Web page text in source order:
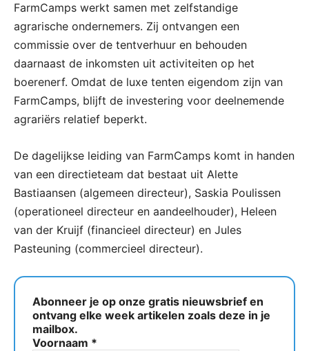
FarmCamps werkt samen met zelfstandige
agrarische ondernemers. Zij ontvangen een
commissie over de tentverhuur en behouden
daarnaast de inkomsten uit activiteiten op het
boerenerf. Omdat de luxe tenten eigendom zijn van
FarmCamps, blijft de investering voor deelnemende
agrariërs relatief beperkt.
De dagelijkse leiding van FarmCamps komt in handen
van een directieteam dat bestaat uit Alette
Bastiaansen (algemeen directeur), Saskia Poulissen
(operationeel directeur en aandeelhouder), Heleen
van der Kruijf (financieel directeur) en Jules
Pasteuning (commercieel directeur).
Abonneer je op onze gratis nieuwsbrief en
ontvang elke week artikelen zoals deze in je
mailbox.
Voornaam *